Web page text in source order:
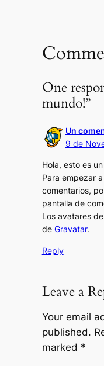
One
mundo!”
Un
9 de
Hola, esto es
Para empezar
comentarios,
pantalla de
Los avatares
de Gravatar.
Reply
Leave a
Your email
published.
marked *